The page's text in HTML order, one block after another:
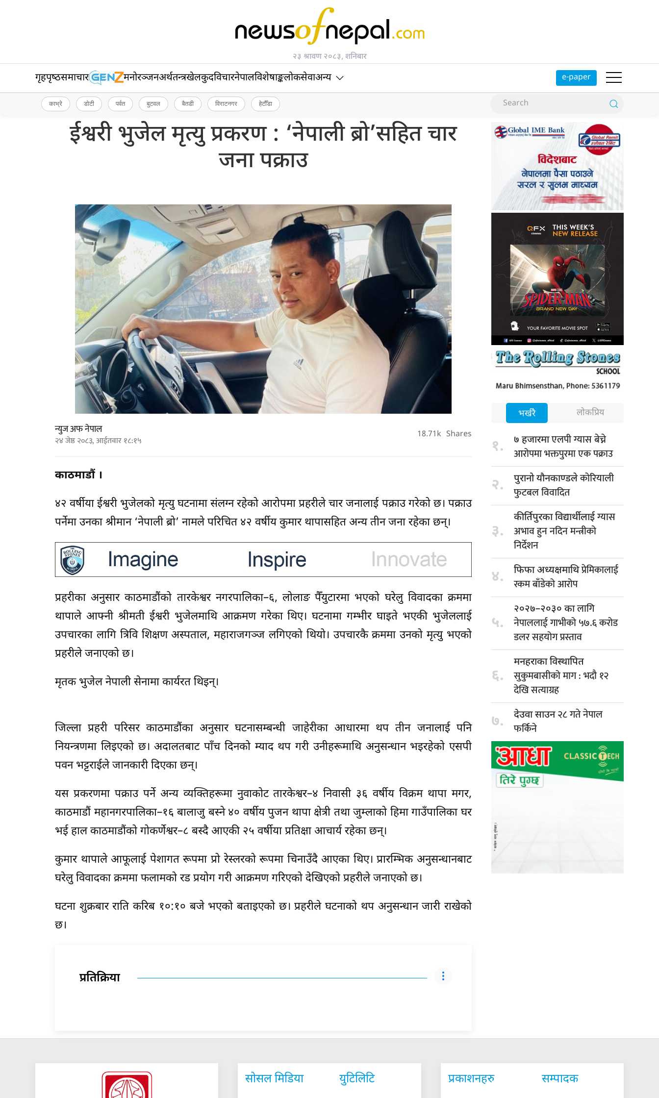
२३ श्रावण २०८३, शनिबार
गृहपृष्‍ठसमाचार मनोरञ्जनअर्थतन्त्रखेलकुदविचारनेपालविशेषाङ्कलोकसेवाअन्य e-paper
काभ्रे डोटी पर्वत बुटवल बैतडी विराटनगर हेटौँडा
ईश्वरी भुजेल मृत्यु प्रकरण : ‘नेपाली ब्रो’सहित चार
जना पक्राउ
न्युज अफ नेपाल
२४ जेष्ठ २०८३, आईतवार १८:१५ 18.71k Shares
काठमाडौं ।
४२ वर्षीया ईश्वरी भुजेलको मृत्यु घटनामा संलग्न रहेको आरोपमा प्रहरीले चार जनालाई पक्राउ गरेको छ। पक्राउ
पर्नेमा उनका श्रीमान ‘नेपाली ब्रो’ नामले परिचित ४२ वर्षीय कुमार थापासहित अन्य तीन जना रहेका छन्।
प्रहरीका अनुसार काठमाडौंको तारकेश्वर नगरपालिका–६, लोलाङ पैँयुटारमा भएको घरेलु विवादका क्रममा
थापाले आफ्नी श्रीमती ईश्वरी भुजेलमाथि आक्रमण गरेका थिए। घटनामा गम्भीर घाइते भएकी भुजेललाई
उपचारका लागि त्रिवि शिक्षण अस्पताल, महाराजगञ्ज लगिएको थियो। उपचारकै क्रममा उनको मृत्यु भएको
प्रहरीले जनाएको छ।
मृतक भुजेल नेपाली सेनामा कार्यरत थिइन्।
जिल्ला प्रहरी परिसर काठमाडौंका अनुसार घटनासम्बन्धी जाहेरीका आधारमा थप तीन जनालाई पनि
नियन्त्रणमा लिइएको छ। अदालतबाट पाँच दिनको म्याद थप गरी उनीहरूमाथि अनुसन्धान भइरहेको एसपी
पवन भट्टराईले जानकारी दिएका छन्।
यस प्रकरणमा पक्राउ पर्ने अन्य व्यक्तिहरूमा नुवाकोट तारकेश्वर–४ निवासी ३६ वर्षीय विक्रम थापा मगर,
काठमाडौं महानगरपालिका–१६ बालाजु बस्ने ४० वर्षीय पुजन थापा क्षेत्री तथा जुम्लाको हिमा गाउँपालिका घर
भई हाल काठमाडौंको गोकर्णेश्वर–८ बस्दै आएकी २५ वर्षीया प्रतिक्षा आचार्य रहेका छन्।
कुमार थापाले आफूलाई पेशागत रूपमा प्रो रेस्लरको रूपमा चिनाउँदै आएका थिए। प्रारम्भिक अनुसन्धानबाट
घरेलु विवादका क्रममा फलामको रड प्रयोग गरी आक्रमण गरिएको देखिएको प्रहरीले जनाएको छ।
घटना शुक्रबार राति करिब १०:१० बजे भएको बताइएको छ। प्रहरीले घटनाको थप अनुसन्धान जारी राखेको
छ।
प्रतिक्रिया
भर्खरै लोकप्रिय
१. ७ हजारमाएलपी ग्यास बेच्ने
आरोपमा भक्तपुरमा एक पक्राउ
२. पुरानो यौनकाण्डलेकोरियाली
फुटबल विवादित
३.
कीर्तिपुरका विद्यार्थीलाईग्यास
अभाव हुन नदिन मन्त्रीको
निर्देशन
४. फिफा अध्यक्षमाथिप्रेमिकालाई
रकम बाँडेको आरोप
५.
२०२७–२०३० कालागि
नेपाललाई गाभीको ५७.६ करोड
डलर सहयोग प्रस्ताव
६.
मनहराका विस्थापित
सुकुमबासीको माग : भदौ १२
देखि सत्याग्रह
७. देउवा साउन२८ गते नेपाल
फर्किने
सोसल मिडिया युटिलिटि प्रकाशनहरु सम्पादक